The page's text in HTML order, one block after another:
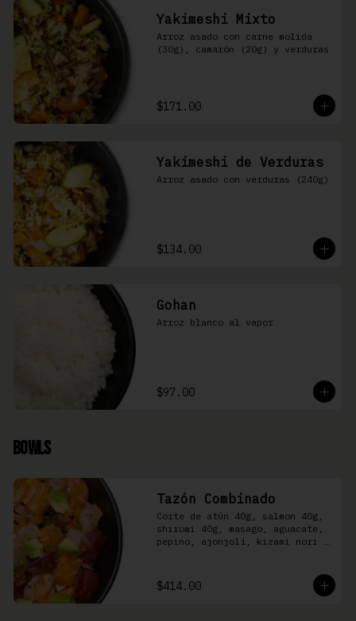
Yakimeshi Mixto
Arroz asado con carne molida
(30g), camarón (20g) y verduras
$171.00
Yakimeshi de Verduras
Arroz asado con verduras (240g)
$134.00
Gohan
Arroz blanco al vapor
$97.00
Bowls
Tazón Combinado
Corte de atún 40g, salmon 40g,
shiromi 40g, masago, aguacate,
pepino, ajonjolí, kizami nori y
$414.00